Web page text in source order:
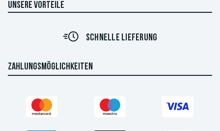
UNSERE VORTEILE
SCHNELLE LIEFERUNG
ZAHLUNGSMÖGLICHKEITEN